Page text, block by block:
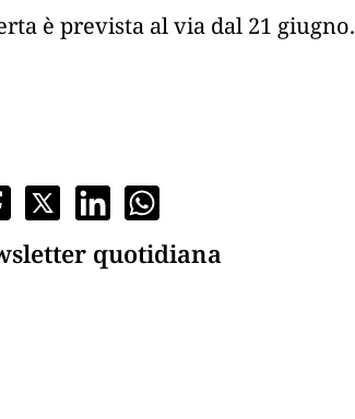
è prevista al via dal 21 giugno.
quotidiana